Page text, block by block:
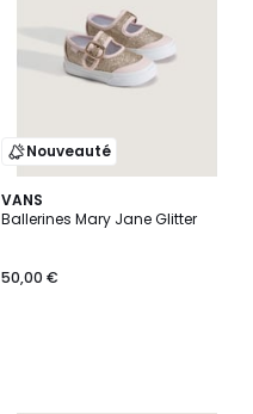
Nouveauté
VANS
Ballerines Mary Jane Glitter
50,00 €